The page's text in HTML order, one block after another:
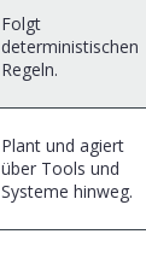
Folgt
deterministischen
Regeln.
Plant und agiert
über Tools und
Systeme hinweg.